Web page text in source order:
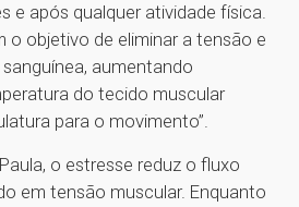
e após qualquer atividade física.
o objetivo de eliminar a tensão e
aumentando
do tecido muscular
para o movimento”.
o estresse reduz o fluxo
em tensão muscular. Enquanto